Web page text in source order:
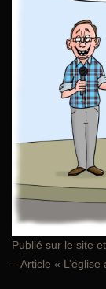
Publié sur le site
– Article «